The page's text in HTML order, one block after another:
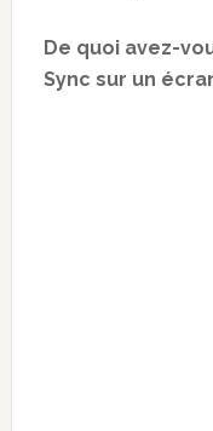
De quoi avez-
Sync sur un